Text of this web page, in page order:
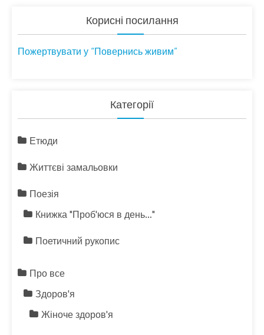
Корисні посилання
Пожертвувати у “Повернись живим”
Категорії
Етюди
Життєві замальовки
Поезія
Книжка "Проб'юся в день…"
Поетичний рукопис
Про все
Здоров'я
Жіноче здоров'я